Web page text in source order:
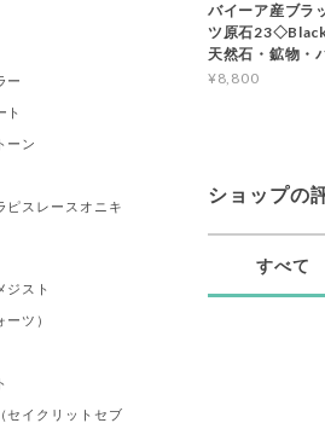
バイーア産ブラ
ツ原石
天然石・鉱物・
¥8,800
ショップの
すべて
ー
ト
ーン
ピスレースオニキ
ジスト
ツ）
セイクリットセブ